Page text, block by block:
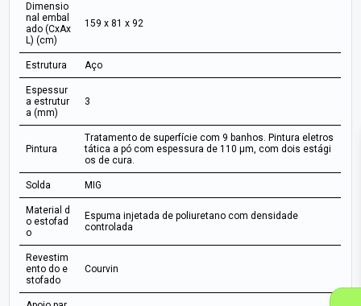
Dimensio
nal embal
ado (CxAx
L) (cm)
159 x 81 x 92
Estrutura Aço
Espessur
a estrutur
a (mm)
3
Pintura
Tratamento de superfície com 9 banhos. Pintura eletros
tática a pó com espessura de 110 µm, com dois estági
os de cura.
Solda MIG
Material d
o estofad
o
Espuma injetada de poliuretano com densidade
controlada
Revestim
ento do e
stofado
Courvin